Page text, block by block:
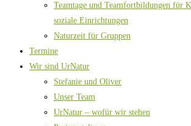
Teamtage und Teamfortbildungen für
soziale Einrichtungen
Naturzeit für Gruppen
Termine
Wir sind UrNatur
Stefanie und Oliver
Unser Team
UrNatur – wofür wir stehen